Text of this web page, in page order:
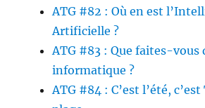
ATG #82 : Où en est
Artificielle ?
ATG #83 : Que faites-vous
informatique ?
ATG #84 : C’est l’été,